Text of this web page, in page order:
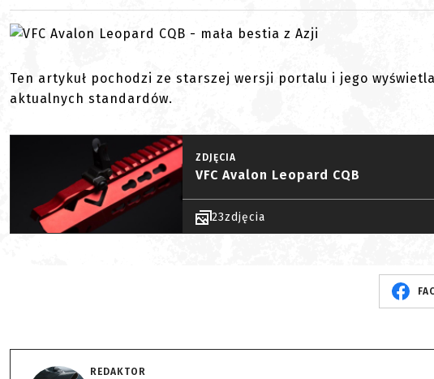
Ten artykuł pochodzi ze starszej wersji portalu i jego
aktualnych standardów.
ZDJĘCIA
VFC Avalon Leopard CQB
23zdjęcia
REDAKTOR